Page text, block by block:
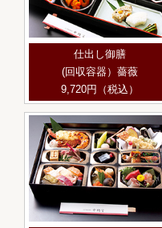
仕出し御膳
(回収容器）薔薇
9,720円（税込）